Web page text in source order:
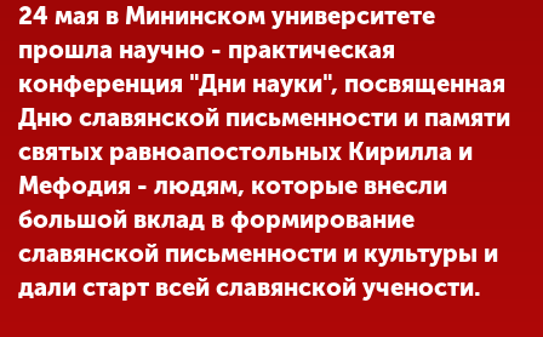
Международная
деятельность
Другие виды
деятельности
Студенческая жизнь
24 мая в Мининском университете
прошла научно - практическая
конференция "Дни науки", посвященная
Дню славянской письменности и памяти
святых равноапостольных Кирилла и
Мефодия - людям, которые внесли
большой вклад в формирование
славянской письменности и культуры и
дали старт всей славянской учености.